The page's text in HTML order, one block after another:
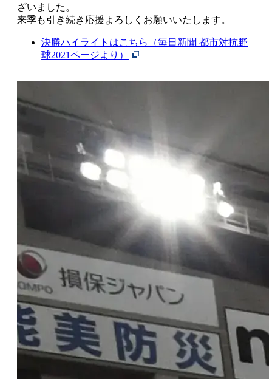
ざいました。
来季も引き続き応援よろしくお願いいたします。
決勝ハイライトはこちら（毎日新聞 都市対抗野
球2021ページより）